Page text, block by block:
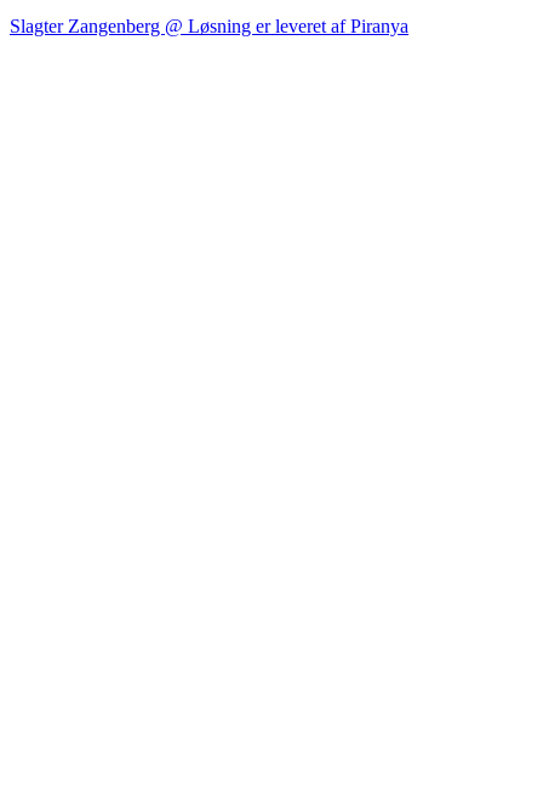
Slagter Zangenberg @ Løsning er leveret af Piranya